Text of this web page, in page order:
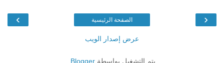
‹
› الصفحة الرئيسية
عرض إصدار الويب
يتم التشغيل بواسطة Blogger